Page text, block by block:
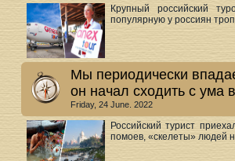
Крупный российский
популярную у россиян
Мы периодически
он начал сходить с ума
Friday, 24 June. 2022
Российский турист
помоев, «скелеты» людей